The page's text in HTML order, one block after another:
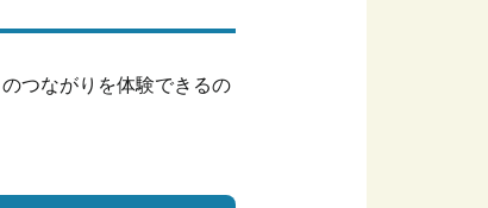
つながりを体験できるの